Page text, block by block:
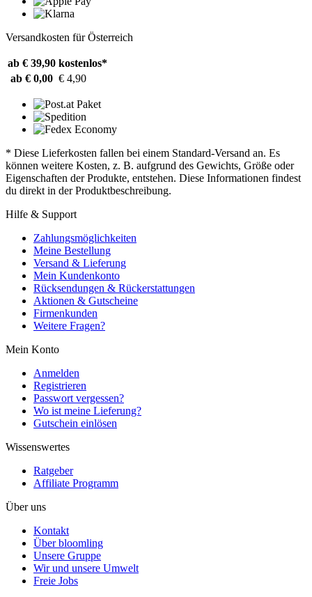
Versandkosten für Österreich
ab € 39,90 kostenlos*
ab € 0,00 € 4,90
* Diese Lieferkosten fallen bei einem Standard-Versand an. Es
können weitere Kosten, z. B. aufgrund des Gewichts, Größe oder
Eigenschaften der Produkte, entstehen. Diese Informationen findest
du direkt in der Produktbeschreibung.
Hilfe & Support
Zahlungsmöglichkeiten
Meine Bestellung
Versand & Lieferung
Mein Kundenkonto
Rücksendungen & Rückerstattungen
Aktionen & Gutscheine
Firmenkunden
Weitere Fragen?
Mein Konto
Anmelden
Registrieren
Passwort vergessen?
Wo ist meine Lieferung?
Gutschein einlösen
Wissenswertes
Ratgeber
Affiliate Programm
Über uns
Kontakt
Über bloomling
Unsere Gruppe
Wir und unsere Umwelt
Freie Jobs